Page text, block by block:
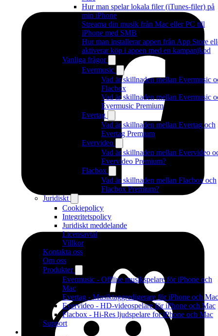
Hur man spelar lokala filer (iTunes-filer) på
min iPhone
Streama din musik från Mac eller PC till
iPhone med SMB
Hur man installerar appen från App Store
aktiverar köp i appen med en kampanjkod
Vanliga frågor
Evermusic
Vad är skillnaden mellan Evermusic
Flacbox
Vad är skillnaden mellan Evermusic
Evermusic Premium
Evertag
Vad är skillnaden mellan Evertag och
Evertag Premium
Evervideo
Vad är skillnaden mellan Evervideo
Evervideo Premium?
Flacbox
Vad är skillnaden mellan Flacbox och
Flacbox Premium?
Juridiskt
Cookiepolicy
Integritetspolicy
Juridiskt meddelande
Licensavtal
Villkor
Kontakta oss
Om oss
Produkter
Evermusic - Offline musikspelare för iPhone och
Mac
Evertag - Musiktaggredigerare för iPhone och Mac
Evervideo - HD-videospelare för iPhone och Mac
Flacbox - Hi-Res ljudspelare for iPhone och Mac
Support